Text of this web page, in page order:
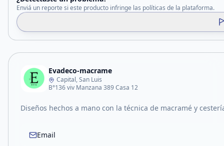
Enviá un reporte si este producto infringe las políticas de la plataforma.
Evadeco-macrame
Capital, San Luis
B°136 viv Manzana 389 Casa 12
Diseños hechos a mano con la técnica de macramé y
Email